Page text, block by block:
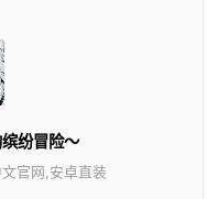
纷冒险～
官网,安卓直装